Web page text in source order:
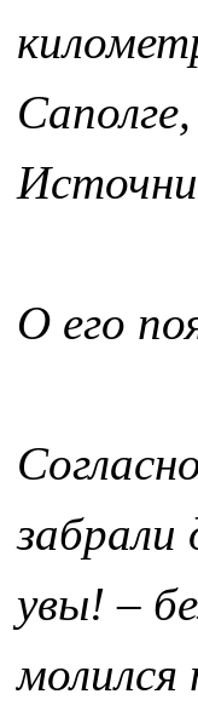
О его
забрали
увы! –